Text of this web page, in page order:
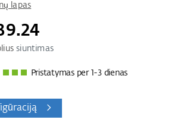
lapas
siuntimas
Pristatymas per 1-3 dienas